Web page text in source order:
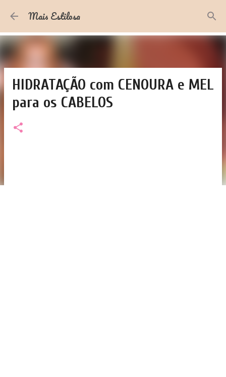
Pular para o conteúdo principal
Mais Estilosa
HIDRATAÇÃO com CENOURA e MEL
para os CABELOS